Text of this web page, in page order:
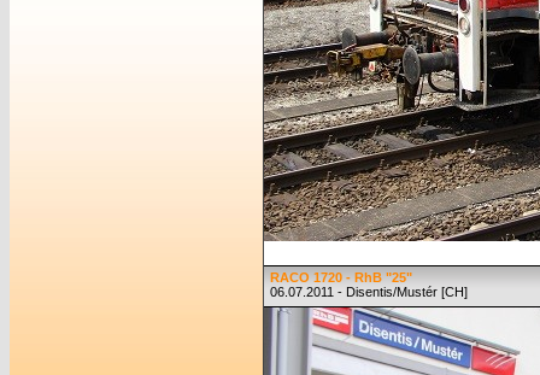
RACO 1720 - RhB "25"
06.07.2011 - Disentis/Mustér [CH]